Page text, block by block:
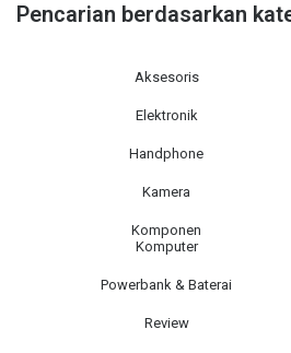
Pencarian berdasarkan
Aksesoris
Elektronik
Handphone
Kamera
Komponen
Komputer
Powerbank & Baterai
Review